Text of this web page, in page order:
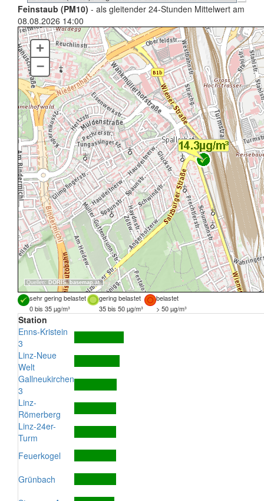
Feinstaub (PM10) - als gleitender 24-Stunden Mittelwert am
08.08.2026 14:00
Quellen: DORIS, basemap.at
+
–
sehr gering belastet gering belastet
belastet
0 bis 35 µg/m³
35 bis 50 µg/m³ > 50 µg/m³
Station
Enns-Kristein
3
Linz-Neue
Welt
Gallneukirchen
3
Linz-
Römerberg
Linz-24er-
Turm
Feuerkogel
Grünbach